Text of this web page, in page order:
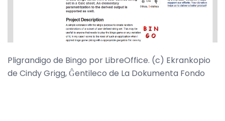
Pligrandigo de Bingo por LibreOffice. (c) Ekrankopio
de Cindy Grigg, Ĝentileco de La Dokumenta Fondo